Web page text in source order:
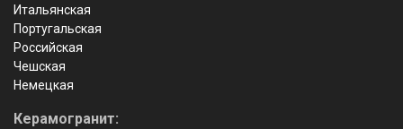
Итальянская
Португальская
Российская
Чешская
Немецкая
Керамогранит: